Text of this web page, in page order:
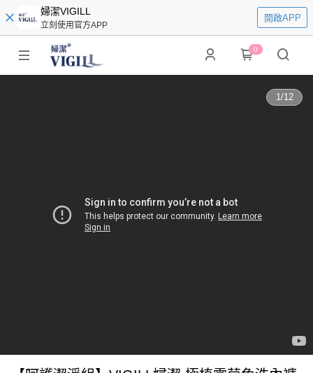
婦潔VIGILL
立刻使用官方APP
開啟APP
0
1/12